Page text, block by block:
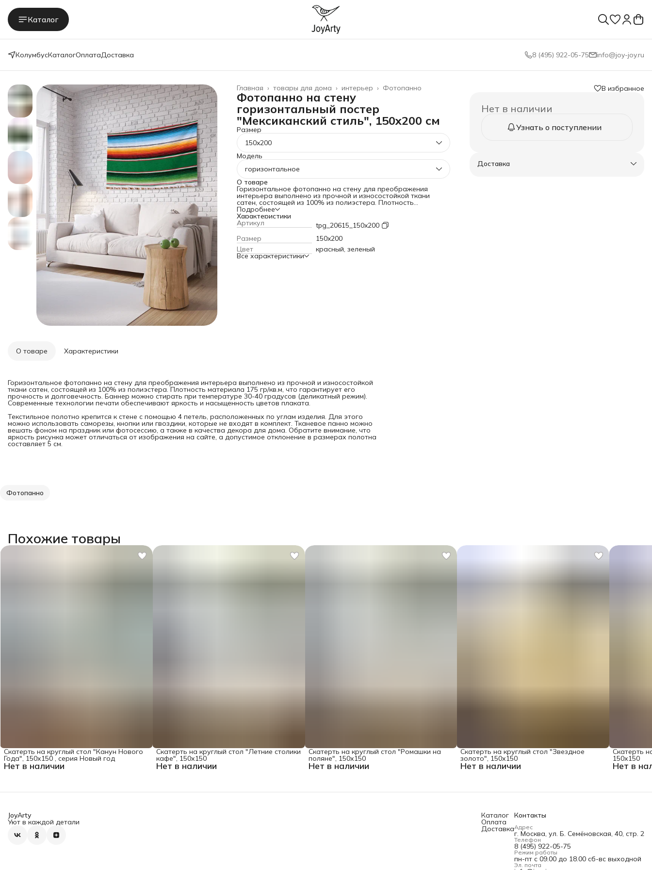
Каталог
КолумбусКаталогОплатаДоставка 8 (495) 922-05-75 info@joy-joy.ru
Фотопанно
интерьер ›
товары для дома ›
Главная ›
Фотопанно на стену
горизонтальный постер
"Мексиканский стиль", 150x200 см
Размер
150x200
Модель
горизонтальное
О товаре
Горизонтальное фотопанно на стену для преображения
интерьера выполнено из прочной и износостойкой ткани
сатен, состоящей из 100% из полиэстера. Плотность
материала 175 гр/кв.м, что гарантирует его прочность и
долговечность. Баннер можно стирать при температуре 30-40
градусов (деликатный режим). Современные технологии
печати обеспечивают яркость и насыщенность цветов
плаката. Текстильное полотно крепится к стене с помощью 4
петель, расположенных по углам изделия. Для этого можно
использовать саморезы, кнопки или гвоздики, которые не
входят в комплект. Тканевое панно можно вешать фоном на
Подробнее
Характеристики
Артикул
tpg_20615_150x200
Размер
150x200
Цвет
красный, зеленый
Все характеристики
В избранное
Нет в наличии
Узнать о поступлении
Доставка
О товаре Характеристики
Горизонтальное фотопанно на стену для преображения интерьера выполнено из прочной и износостойкой
ткани сатен, состоящей из 100% из полиэстера. Плотность материала 175 гр/кв.м, что гарантирует его
прочность и долговечность. Баннер можно стирать при температуре 30-40 градусов (деликатный режим).
Современные технологии печати обеспечивают яркость и насыщенность цветов плаката.
Текстильное полотно крепится к стене с помощью 4 петель, расположенных по углам изделия. Для этого
можно использовать саморезы, кнопки или гвоздики, которые не входят в комплект. Тканевое панно можно
вешать фоном на праздник или фотосессию, а также в качества декора для дома. Обратите внимание, что
яркость рисунка может отличаться от изображения на сайте, а допустимое отклонение в размерах полотна
составляет 5 см.
Фотопанно
Похожие товары
Нет в наличии
Скатерть на круглый стол "Канун Нового
Года", 150х150 , серия Новый год
Нет в наличии
Скатерть на круглый стол "Летние столики
кафе", 150х150
Нет в наличии
Скатерть на круглый стол "Ромашки на
поляне", 150х150
Нет в наличии
Скатерть на круглый стол "Звездное
золото", 150х150
Нет в
Скатерть
150х150
JoyArty
Уют в каждой детали
Каталог
Оплата
Доставка
Контакты
Адрес
г. Москва, ул. Б. Семёновская, 40, стр. 2
Телефон
8 (495) 922-05-75
Режим работы
пн-пт с 09.00 до 18.00 сб-вс выходной
Эл. почта